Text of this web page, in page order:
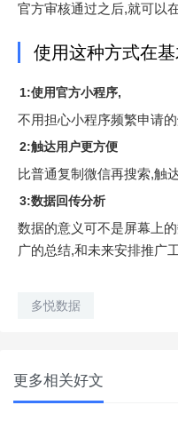
官方审核通过之后,就可以
使用这种方式在
1:使用官方小程序,
不用担心小程序频繁申请
2:触达用户更方便
比普通复制微信再搜索,触
3:数据回传分析
数据的意义可不是屏幕上
广的总结,和未来安排推广
多悦数据
更多相关好文